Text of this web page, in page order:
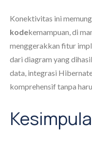
Konektivitas ini
kodekemampuan, di
menggerakkan fitur
dari diagram yang
data, integrasi
komprehensif tanpa